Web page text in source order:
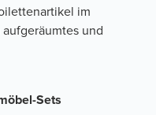
im
und
Sets